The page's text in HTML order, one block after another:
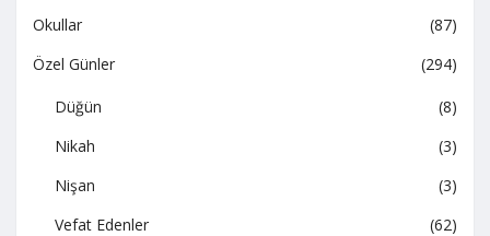
Okullar
(87)
Özel Günler
(294)
Düğün
(8)
Nikah
(3)
Nişan
(3)
Vefat Edenler
(62)